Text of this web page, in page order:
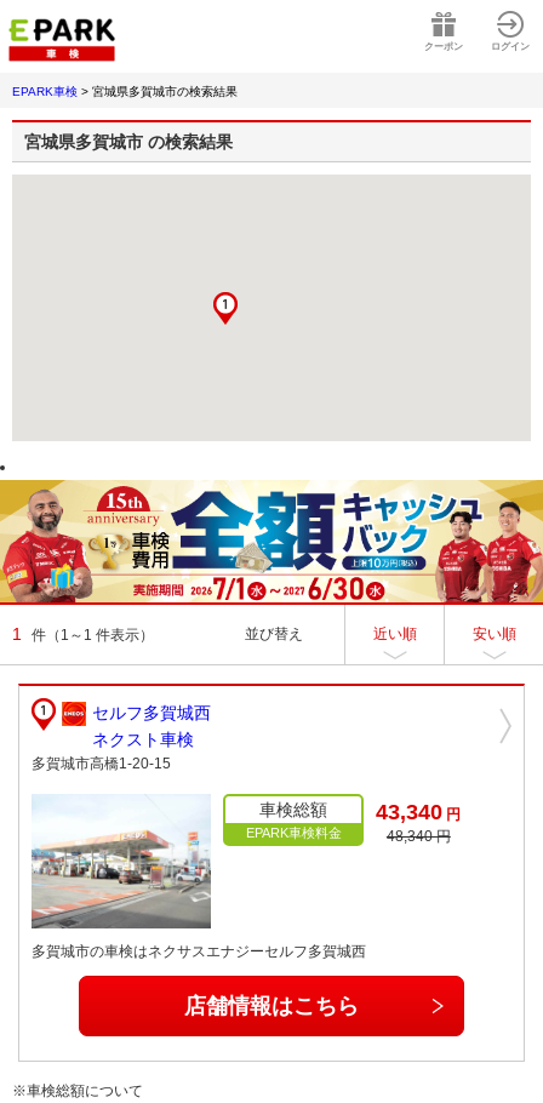
クーポン ログイン
EPARK車検 > 宮城県多賀城市の検索結果
宮城県多賀城市 の検索結果
1 件 （1～1 件表示） 並び替え 近い順 安い順
セルフ多賀城西
ネクスト車検
多賀城市高橋1-20-15
車検総額
EPARK車検料金
43,340 円
48,340 円
多賀城市の車検はネクサスエナジーセルフ多賀城西
店舗情報はこちら
※車検総額について